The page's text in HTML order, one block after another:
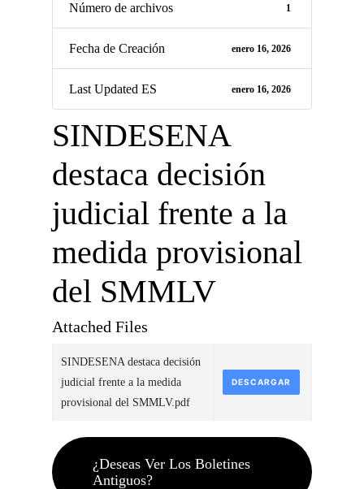
Número de archivos 1
Fecha de Creación enero 16, 2026
Last Updated ES enero 16, 2026
SINDESENA
destaca decisión
judicial frente a la
medida provisional
del SMMLV
Attached Files
SINDESENA destaca decisión
judicial frente a la medida
provisional del SMMLV.pdf
DESCARGAR
¿Deseas Ver Los Boletines
Antiguos?